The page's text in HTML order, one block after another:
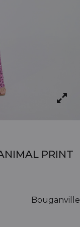
PRINT
Bouganville